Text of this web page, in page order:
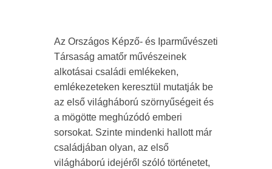
Az Országos Képző- és Iparművészeti
Társaság amatőr művészeinek
alkotásai családi emlékeken,
emlékezeteken keresztül mutatják be
az első világháború szörnyűségeit és
a mögötte meghúzódó emberi
sorsokat. Szinte mindenki hallott már
családjában olyan, az első
világháború idejéről szóló történetet,